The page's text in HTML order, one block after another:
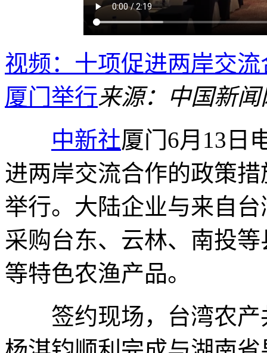
视频：十项促进两岸交
厦门举行来源：中国新闻
中新社厦门6月13日
进两岸交流合作的政策
举行。大陆企业与来自
采购台东、云林、南投
等特色农渔产品。
签约现场，台湾农产